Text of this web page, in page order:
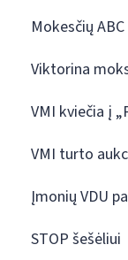
Mokesčių ABC
Viktorina
VMI kviečia į
VMI turto
Įmonių VDU
STOP šešėliui